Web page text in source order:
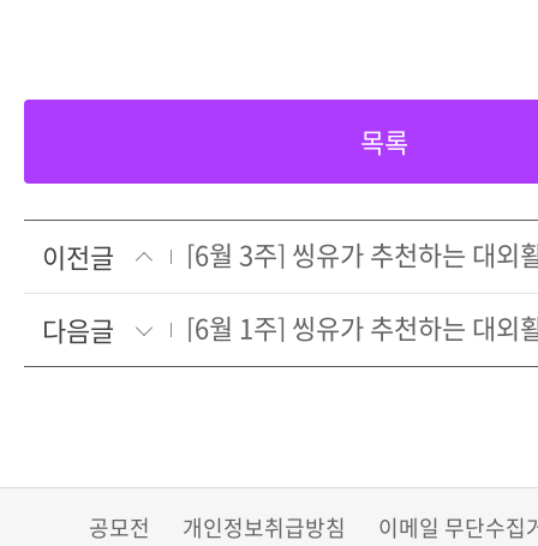
목록
이전글
[6월 3주] 씽유가 추천하는 대외
다음글
[6월 1주] 씽유가 추천하는 대외
공모전 개인정보취급방침 이메일 무단수집